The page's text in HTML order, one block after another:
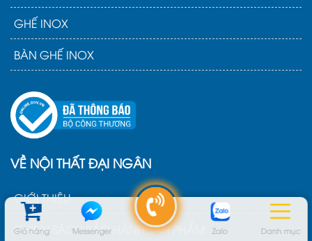
Giỏ hàng Messenger Zalo Danh mục
GHẾ INOX
BÀN GHẾ INOX
VỀ NỘI THẤT ĐẠI NGÂN
GIỚI THIỆU
CHÍNH SÁCH BẢO HÀNH SẢN PHẨM